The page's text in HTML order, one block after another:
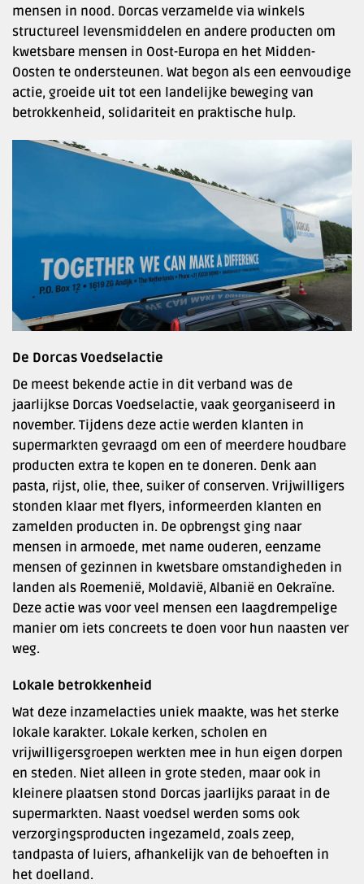
mensen in nood. Dorcas verzamelde via winkels
structureel levensmiddelen en andere producten om
kwetsbare mensen in Oost-Europa en het Midden-
Oosten te ondersteunen. Wat begon als een eenvoudige
actie, groeide uit tot een landelijke beweging van
betrokkenheid, solidariteit en praktische hulp.
De Dorcas Voedselactie
De meest bekende actie in dit verband was de
jaarlijkse Dorcas Voedselactie, vaak georganiseerd in
november. Tijdens deze actie werden klanten in
supermarkten gevraagd om een of meerdere houdbare
producten extra te kopen en te doneren. Denk aan
pasta, rijst, olie, thee, suiker of conserven. Vrijwilligers
stonden klaar met flyers, informeerden klanten en
zamelden producten in. De opbrengst ging naar
mensen in armoede, met name ouderen, eenzame
mensen of gezinnen in kwetsbare omstandigheden in
landen als Roemenië, Moldavië, Albanië en Oekraïne.
Deze actie was voor veel mensen een laagdrempelige
manier om iets concreets te doen voor hun naasten ver
weg.
Lokale betrokkenheid
Wat deze inzamelacties uniek maakte, was het sterke
lokale karakter. Lokale kerken, scholen en
vrijwilligersgroepen werkten mee in hun eigen dorpen
en steden. Niet alleen in grote steden, maar ook in
kleinere plaatsen stond Dorcas jaarlijks paraat in de
supermarkten. Naast voedsel werden soms ook
verzorgingsproducten ingezameld, zoals zeep,
tandpasta of luiers, afhankelijk van de behoeften in
het doelland.